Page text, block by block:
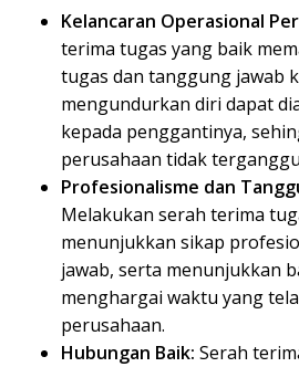
Kelancaran Operasional
terima tugas yang baik
tugas dan tanggung jawab
mengundurkan diri dapat
kepada penggantinya,
perusahaan tidak
Profesionalisme dan
Melakukan serah terima
menunjukkan sikap
jawab, serta menunjukkan
menghargai waktu yang
perusahaan.
Hubungan Baik: Serah